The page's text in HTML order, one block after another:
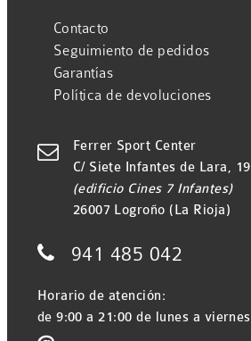
Contacto
Seguimiento de pedidos
Garantías
Política de devoluciones

Ferrer Sport Center
C/ Siete Infantes de Lara, 19
(edificio Cines 7 Infantes)
26007 Logroño (La Rioja)
 941 485 042
Horario de atención:
de 9:00 a 21:00 de lunes a viernes